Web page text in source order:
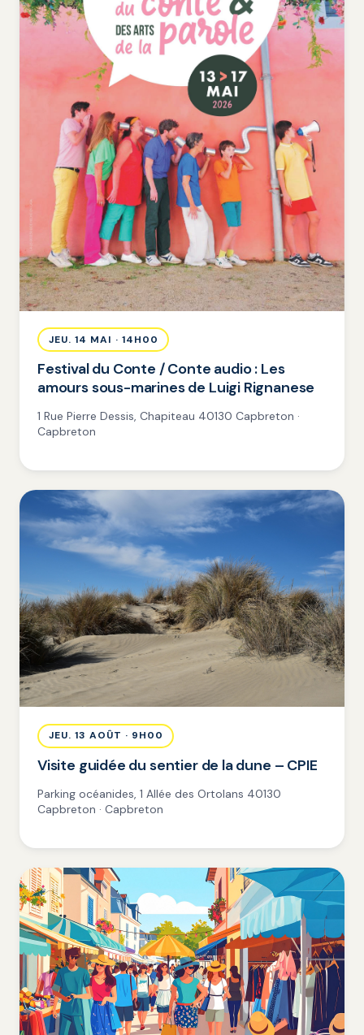
JEU. 14 MAI · 14H00
Festival du Conte / Conte audio : Les
amours sous-marines de Luigi Rignanese
1 Rue Pierre Dessis, Chapiteau 40130 Capbreton ·
Capbreton
JEU. 13 AOÛT · 9H00
Visite guidée du sentier de la dune – CPIE
Parking océanides, 1 Allée des Ortolans 40130
Capbreton · Capbreton